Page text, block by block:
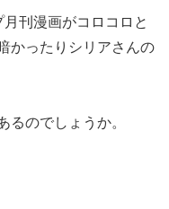
刊漫画がコロコロと
かったりシリアさんの
るのでしょうか。